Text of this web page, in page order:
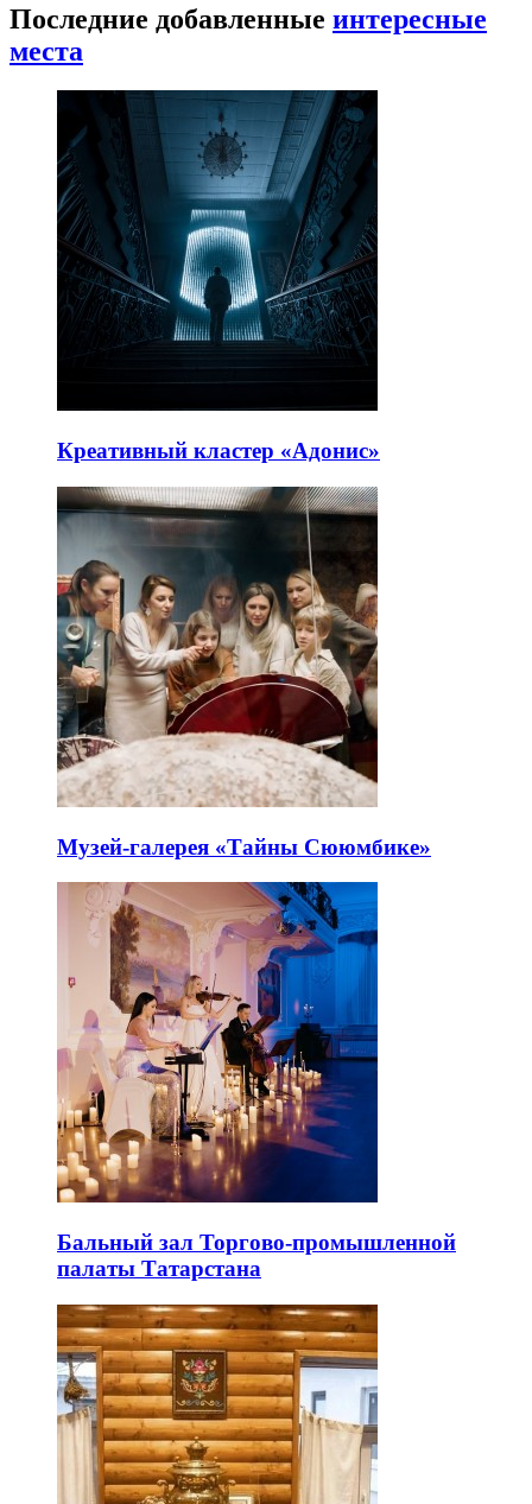
Последние добавленные интересные
места
Креативный кластер «Адонис»
Музей-галерея «Тайны Сююмбике»
Бальный зал Торгово-промышленной
палаты Татарстана